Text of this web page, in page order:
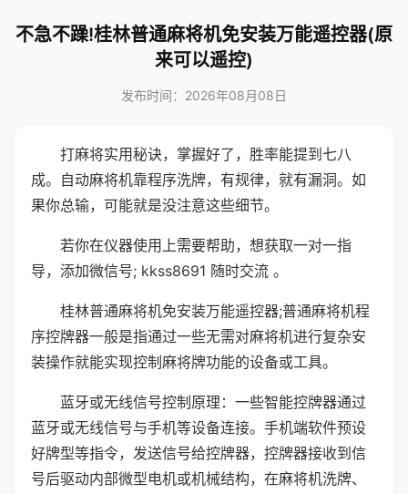
不急不躁!桂林普通麻将机免安装万能遥控器(原
来可以遥控)
发布时间：2026年08月08日
打麻将实用秘诀，掌握好了，胜率能提到七八
成。自动麻将机靠程序洗牌，有规律，就有漏洞。如
果你总输，可能就是没注意这些细节。
若你在仪器使用上需要帮助，想获取一对一指
导，添加微信号; kkss8691 随时交流 。
桂林普通麻将机免安装万能遥控器;普通麻将机程
序控牌器一般是指通过一些无需对麻将机进行复杂安
装操作就能实现控制麻将牌功能的设备或工具。
蓝牙或无线信号控制原理：一些智能控牌器通过
蓝牙或无线信号与手机等设备连接。手机端软件预设
好牌型等指令，发送信号给控牌器，控牌器接收到信
号后驱动内部微型电机或机械结构，在麻将机洗牌、